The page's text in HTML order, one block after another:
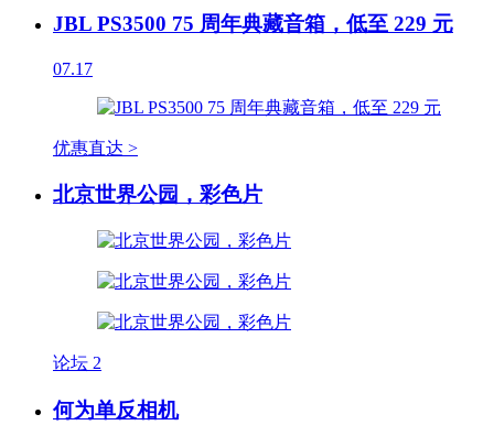
JBL PS3500 75 周年典藏音箱，低至 229 元
07.17
优惠直达 >
北京世界公园，彩色片
论坛 2
何为单反相机